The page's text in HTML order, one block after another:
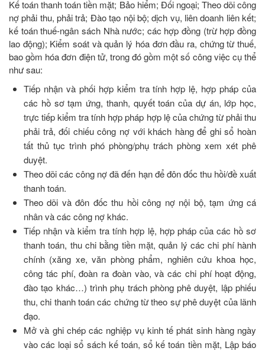
Kế toán thanh toán tiền mặt; Bảo hiểm; Đối ngoại; Theo dõi công
nợ phải thu, phải trả; Đào tạo nội bộ; dịch vụ, liên doanh liên kết;
kế toán thuế-ngân sách Nhà nước; các hợp đồng (trừ hợp đồng
lao động); Kiểm soát và quản lý hóa đơn đầu ra, chứng từ thuế,
bao gồm hóa đơn điện tử, trong đó gồm một số công việc cụ thể
như sau:
Tiếp nhận và phối hợp kiểm tra tính hợp lệ, hợp pháp của
các hồ sơ tạm ứng, thanh, quyết toán của dự án, lớp học,
trực tiếp kiểm tra tính hợp pháp hợp lệ của chứng từ phải thu
phải trả, đối chiếu công nợ với khách hàng để ghi sổ hoàn
tất thủ tục trình phó phòng/phụ trách phòng xem xét phê
duyệt.
Theo dõi các công nợ đã đến hạn để đôn đốc thu hồi/đề xuất
thanh toán.
Theo dõi và đôn đốc thu hồi công nợ nội bộ, tạm ứng cá
nhân và các công nợ khác.
Tiếp nhận và kiểm tra tính hợp lệ, hợp pháp của các hồ sơ
thanh toán, thu chi bằng tiền mặt, quản lý các chi phí hành
chính (xăng xe, văn phòng phẩm, nghiên cứu khoa học,
công tác phí, đoàn ra đoàn vào, và các chi phí hoạt động,
đào tạo khác…) trình phụ trách phòng phê duyệt, lập phiếu
thu, chi thanh toán các chứng từ theo sự phê duyệt của lãnh
đạo.
Mở và ghi chép các nghiệp vụ kinh tế phát sinh hàng ngày
vào các loại sổ sách kế toán, sổ kế toán tiền mặt, Lập báo